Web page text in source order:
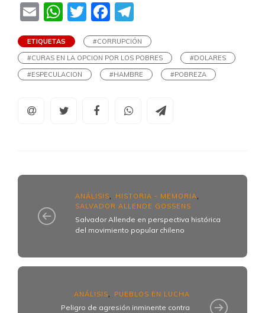
EmailWhatsApp
TwitterFacebook
ETIQUETAS
#CORRUPCIÓN
#CURAS EN LA OPCION POR LOS POBRES
#DOLARES
#ESPECULACION
#HAMBRE #POBREZA
ANÁLISIS HISTORIA - MEMORIA
SALVADOR ALLENDE GOSSENS
Salvador Allende en perspectiva histórica
del movimiento popular chileno
ANÁLISIS PUEBLOS EN LUCHA
Peligro de agresión inminente contra